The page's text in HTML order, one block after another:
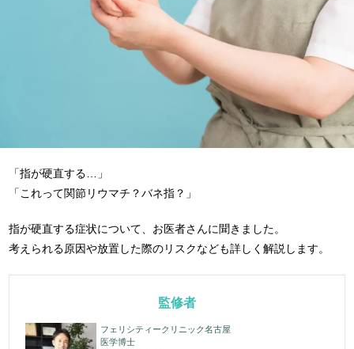
「指が硬直する…」
「これって関節リウマチ？バネ指？」
指が硬直する症状について、お医者さんに聞きました。
考えられる原因や放置した際のリスクなども詳しく解説します。
監修者
フェリシティークリニック名古屋
医学博士